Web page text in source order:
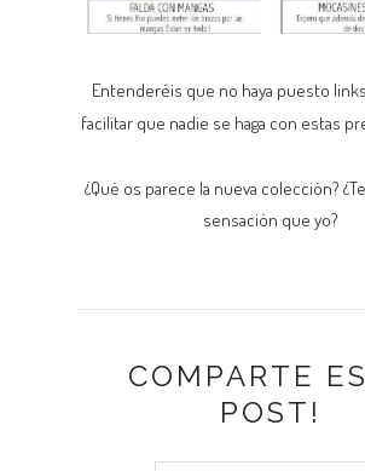
Entenderéis que no haya puesto
facilitar que nadie se haga con estas
¿Qué os parece la nueva colección?
sensación que yo?
COMPARTE
POST!